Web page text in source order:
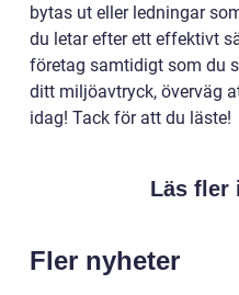
bytas ut eller ledningar
du letar efter ett effektivt
företag samtidigt som du
ditt miljöavtryck, överväg
idag! Tack för att du läste!
Läs fler
Fler nyheter